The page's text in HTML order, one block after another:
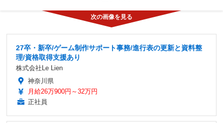
27卒・新卒/ゲーム制作サポート事務/進行表の更新と資料整
理/資格取得支援あり
株式会社Le Lien
神奈川県
月給26万900円～32万円
正社員